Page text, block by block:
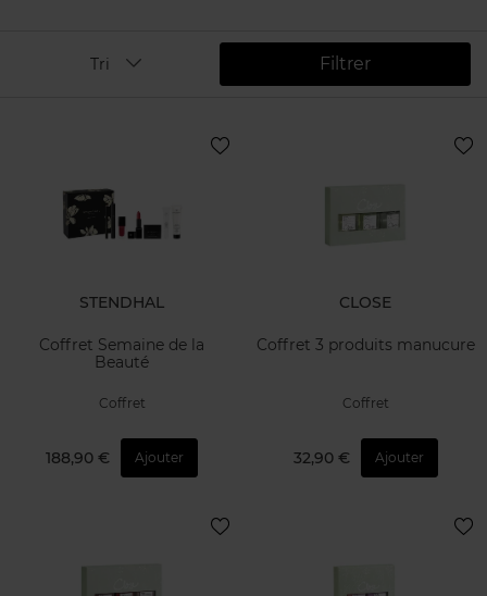
Filtrer
Tri
STENDHAL
Coffret Semaine de la
Beauté
Coffret
188,90 € Ajouter
CLOSE
Coffret 3 produits manucure
Coffret
32,90 € Ajouter